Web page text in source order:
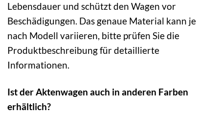
Lebensdauer und schützt den Wagen vor
Beschädigungen. Das genaue Material kann je
nach Modell variieren, bitte prüfen Sie die
Produktbeschreibung für detaillierte
Informationen.
Ist der Aktenwagen auch in anderen Farben
erhältlich?